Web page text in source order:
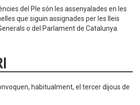
del Ple són les assenyalades en les
que siguin assignades per les lleis
o del Parlament de Catalunya.
habitualment, el tercer dijous de